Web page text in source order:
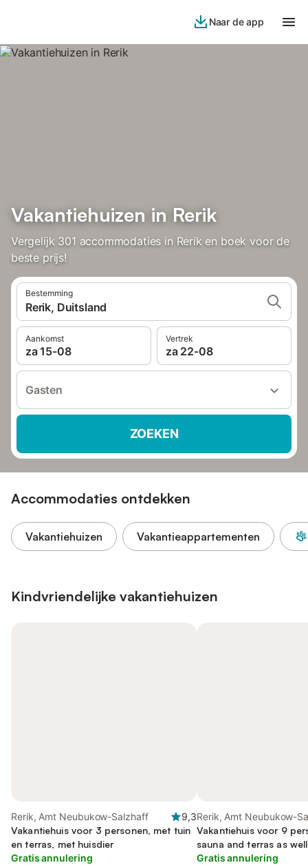
Naar de app
Vakantiehuizen in Rerik
Vergelijk 301 accommodaties in Rerik en boek voor de
beste prijs!
Bestemming
Rerik, Duitsland
Aankomst
za 15-08
Vertrek
za 22-08
Gasten
ZOEKEN
Accommodaties ontdekken
Vakantiehuizen Vakantieappartementen
Kindvriendelijke vakantiehuizen
Rerik, Amt Neubukow-Salzhaff
9,3
Vakantiehuis voor 3 personen, met tuin
en terras, met huisdier
Gratis annulering
Rerik, Amt Neubukow-
Vakantiehuis voor 9
sauna and terras as
Gratis annulering